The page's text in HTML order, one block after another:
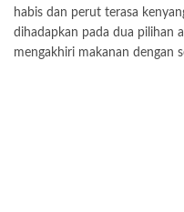
habis dan perut terasa
dihadapkan pada dua pilihan
mengakhiri makanan dengan